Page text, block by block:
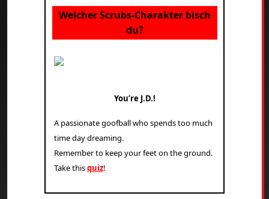
Welcher Scrubs-Charakter bisch
du?
You’re J.D.!
A passionate goofball who spends too much
time day dreaming.
Remember to keep your feet on the ground.
Take thisquiz!